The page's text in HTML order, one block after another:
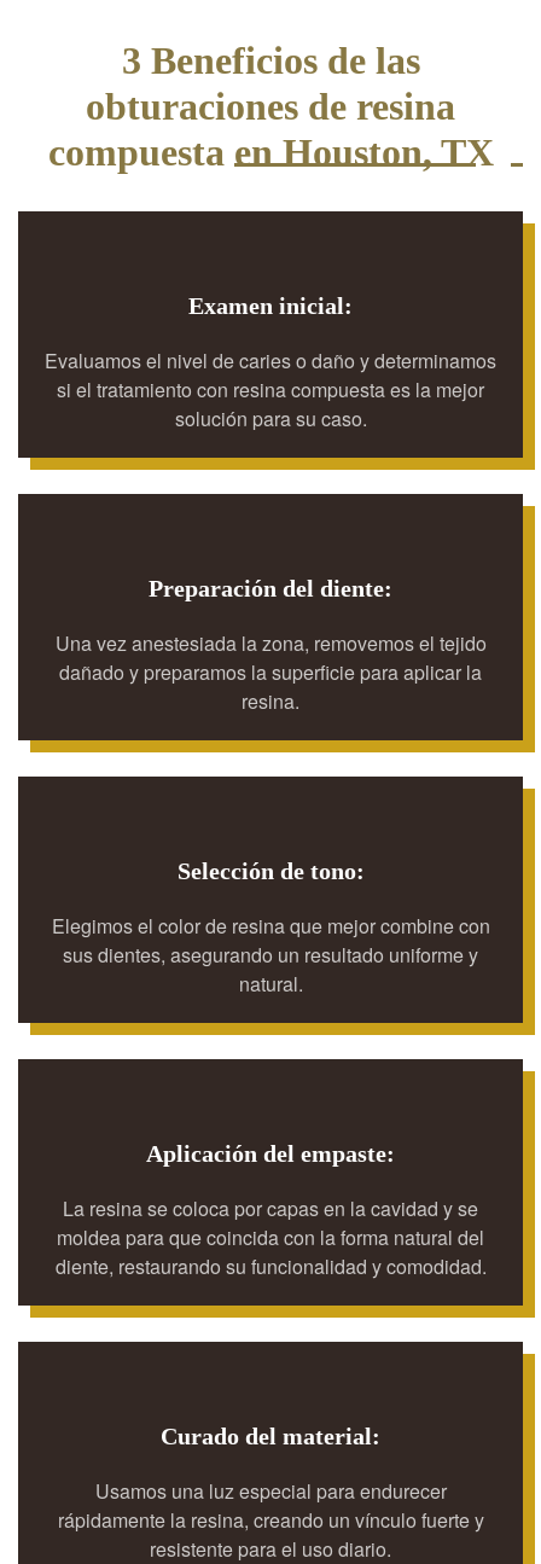
3 Beneficios de las
obturaciones de resina
compuesta en Houston, TX
Examen inicial:
Evaluamos el nivel de caries o daño y determinamos
si el tratamiento con resina compuesta es la mejor
solución para su caso.
Preparación del diente:
Una vez anestesiada la zona, removemos el tejido
dañado y preparamos la superficie para aplicar la
resina.
Selección de tono:
Elegimos el color de resina que mejor combine con
sus dientes, asegurando un resultado uniforme y
natural.
Aplicación del empaste:
La resina se coloca por capas en la cavidad y se
moldea para que coincida con la forma natural del
diente, restaurando su funcionalidad y comodidad.
Curado del material:
Usamos una luz especial para endurecer
rápidamente la resina, creando un vínculo fuerte y
resistente para el uso diario.